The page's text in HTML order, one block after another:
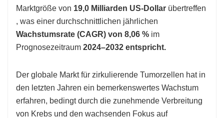
Marktgröße von 19,0 Milliarden US-Dollar übertreffen
, was einer durchschnittlichen jährlichen
Wachstumsrate (CAGR) von 8,06 % im
Prognosezeitraum 2024–2032 entspricht.
Der globale Markt für zirkulierende Tumorzellen hat in
den letzten Jahren ein bemerkenswertes Wachstum
erfahren, bedingt durch die zunehmende Verbreitung
von Krebs und den wachsenden Fokus auf